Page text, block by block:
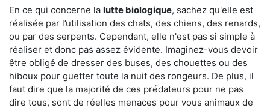
En ce qui concerne la lutte biologique, sachez qu'elle est
réalisée par l’utilisation des chats, des chiens, des renards,
ou par des serpents. Cependant, elle n'est pas si simple à
réaliser et donc pas assez évidente. Imaginez-vous devoir
être obligé de dresser des buses, des chouettes ou des
hiboux pour guetter toute la nuit des rongeurs. De plus, il
faut dire que la majorité de ces prédateurs pour ne pas
dire tous, sont de réelles menaces pour vous animaux de